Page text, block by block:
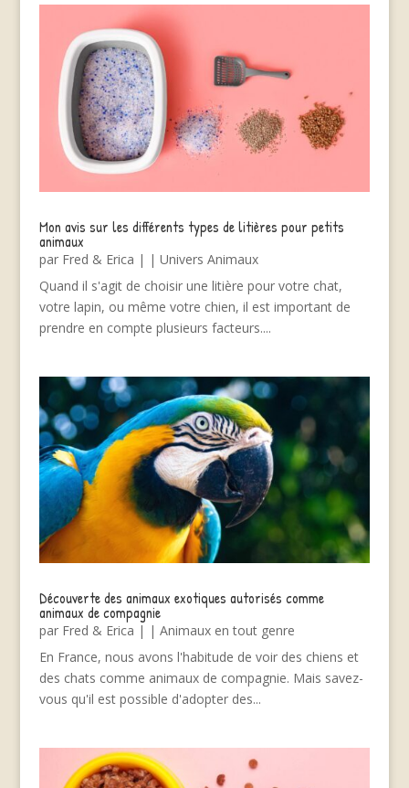
Mon avis sur les différents types de litières pour petits
animaux
par Fred & Erica | | Univers Animaux
Quand il s'agit de choisir une litière pour votre chat,
votre lapin, ou même votre chien, il est important de
prendre en compte plusieurs facteurs....
Découverte des animaux exotiques autorisés comme
animaux de compagnie
par Fred & Erica | | Animaux en tout genre
En France, nous avons l'habitude de voir des chiens et
des chats comme animaux de compagnie. Mais savez-
vous qu'il est possible d'adopter des...